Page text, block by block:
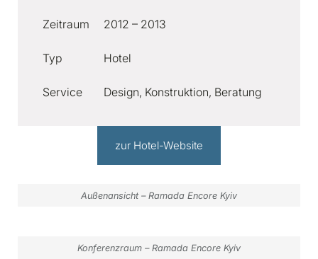
Zeitraum
2012 – 2013
Typ
Hotel
Service
Design, Konstruktion, Beratung
zur Hotel-Website
Außenansicht – Ramada Encore Kyiv
Konferenzraum – Ramada Encore Kyiv